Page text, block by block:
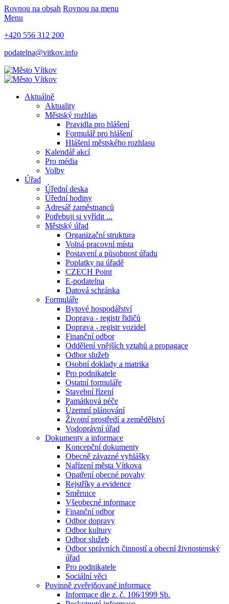
Rovnou na obsah Rovnou na menu
Menu
+420 556 312 200
podatelna@vitkov.info
Aktuálně
Aktuality
Městský rozhlas
Pravidla pro hlášení
Formulář pro hlášení
Hlášení městského rozhlasu
Kalendář akcí
Pro média
Volby
Úřad
Úřední deska
Úřední hodiny
Adresář zaměstnanců
Potřebuji si vyřídit ...
Městský úřad
Organizační struktura
Volná pracovní místa
Postavení a působnost úřadu
Poplatky na úřadě
CZECH Point
E-podatelna
Datová schránka
Formuláře
Bytové hospodářství
Doprava - registr řidičů
Doprava - registr vozidel
Finanční odbor
Oddělení vnějších vztahů a propagace
Odbor služeb
Osobní doklady a matrika
Pro podnikatele
Ostatní formuláře
Stavební řízení
Památková péče
Územní plánování
Životní prostředí a zemědělství
Vodoprávní úřad
Dokumenty a informace
Koncepční dokumenty
Obecně závazné vyhlášky
Nařízení města Vítkova
Opatření obecné povahy
Rejstříky a evidence
Směrnice
Všeobecné informace
Finanční odbor
Odbor dopravy
Odbor kultury
Odbor služeb
Odbor správních činností a obecní živnostenský
úřad
Pro podnikatele
Sociální věci
Povinně zveřejňované informace
Informace dle z. č. 106⁄1999 Sb.